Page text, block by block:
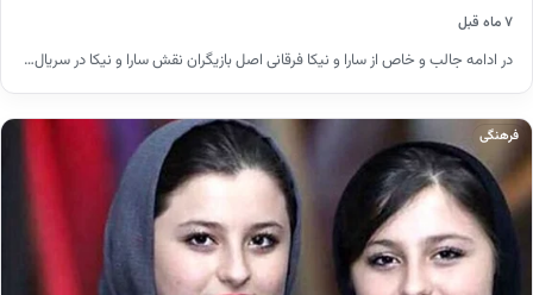
۷ ماه قبل
در ادامه جالب و خاص از سارا و نیکا فرقانی اصل بازیگران نقش سارا و نیکا در سریال…
فرهنگی